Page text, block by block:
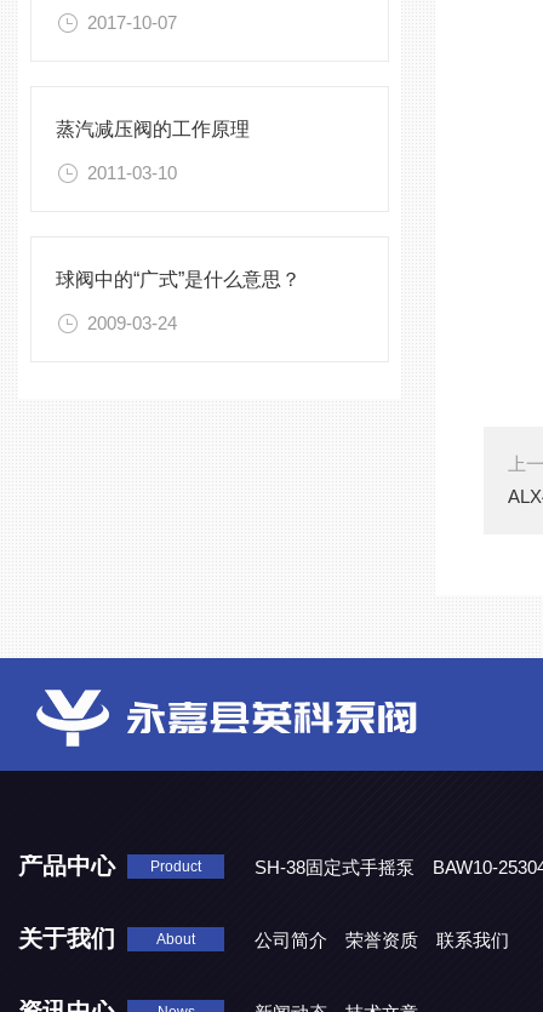
2017-10-07
蒸汽减压阀的工作原理
2011-03-10
球阀中的“广式”是什么意思？
2009-03-24
上
产品中心 Product SH-38固定式手摇泵
BAW10-
关于我们 About 公司简介 荣誉资质 联系我们